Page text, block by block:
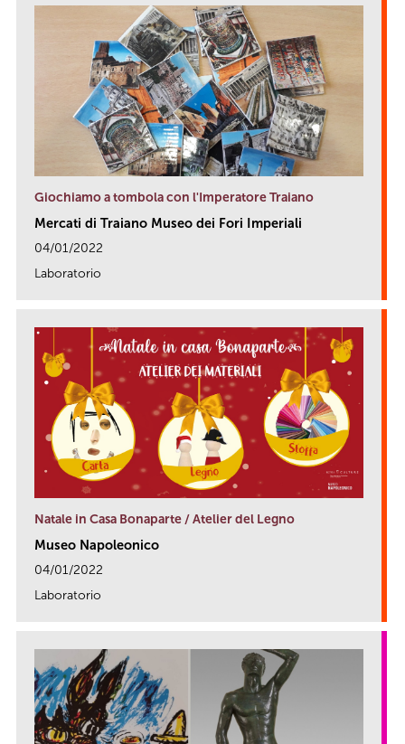
Giochiamo a tombola con l'Imperatore Traiano
Mercati di Traiano Museo dei Fori Imperiali
04/01/2022
Laboratorio
Natale in Casa Bonaparte / Atelier del Legno
Museo Napoleonico
04/01/2022
Laboratorio